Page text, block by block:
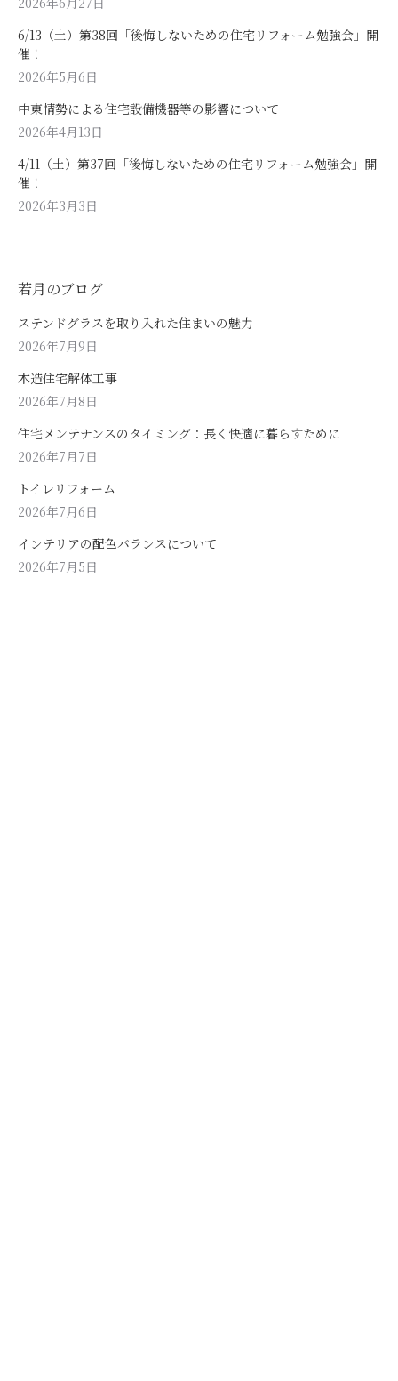
6/13（土）第38回「後悔しないための住宅リフォーム勉強会」開
催！
2026年5月6日
中東情勢による住宅設備機器等の影響について
2026年4月13日
4/11（土）第37回「後悔しないための住宅リフォーム勉強会」開
催！
2026年3月3日
若月のブログ
ステンドグラスを取り入れた住まいの魅力
2026年7月9日
木造住宅解体工事
2026年7月8日
住宅メンテナンスのタイミング：長く快適に暮らすために
2026年7月7日
トイレリフォーム
2026年7月6日
インテリアの配色バランスについて
2026年7月5日